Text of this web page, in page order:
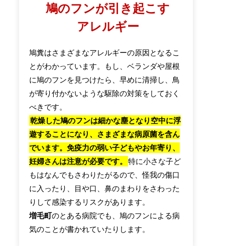
鳩のフンが引き起こす
アレルギー
鳩糞はさまざまなアレルギーの原因となるこ
とがわかっています。もし、ベランダや屋根
に鳩のフンを見つけたら、早めに清掃し、鳥
が寄り付かないような駆除の対策をしておく
べきです。
乾燥した鳩のフンは細かな塵となり空中に浮
遊することになり、さまざまな病原菌を含ん
でいます。免疫力の弱い子どもやお年寄り、
妊婦さんは注意が必要です。
特に小さな子ど
もはなんでもさわりたがるので、怪我の傷口
に入ったり、目や口、鼻のまわりをさわった
りして感染するリスクがあります。
増毛町のとある病院でも、鳩のフンによる病
気のことが書かれていたりします。